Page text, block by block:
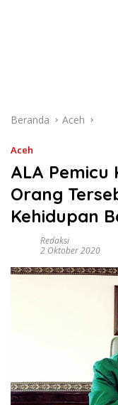
Beranda Aceh
Aceh
ALA Pemicu
Orang
Kehidupan
Redaksi
2 Oktober 2020